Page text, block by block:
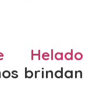
Helado
brindan